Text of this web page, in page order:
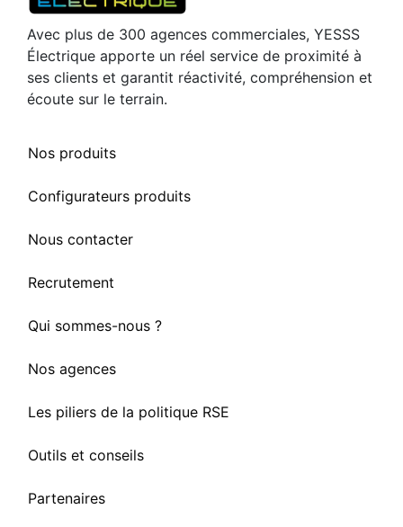
Avec plus de 300 agences commerciales, YESSS
Électrique apporte un réel service de proximité à
ses clients et garantit réactivité, compréhension et
écoute sur le terrain.
Nos produits
Configurateurs produits
Nous contacter
Recrutement
Qui sommes-nous ?
Nos agences
Les piliers de la politique RSE
Outils et conseils
Partenaires